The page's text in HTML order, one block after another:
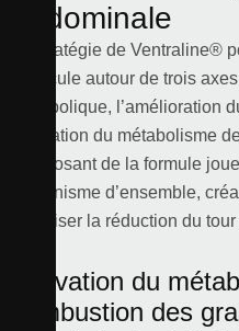
abdominale
La stratégie de Ventraline®
s’articule autour de trois
métabolique, l’amélioration
régulation du métabolisme
composant de la formule
mécanisme d’ensemble,
optimiser la réduction du
Activation du
combustion des